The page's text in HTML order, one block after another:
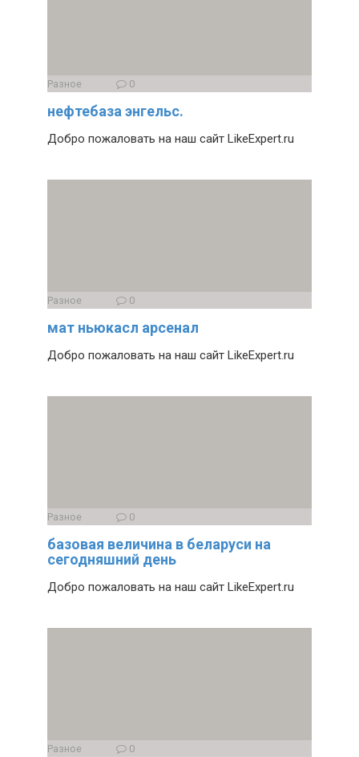
Разное 0
нефтебаза энгельс.
Добро пожаловать на наш сайт LikeExpert.ru
Разное 0
мат ньюкасл арсенал
Добро пожаловать на наш сайт LikeExpert.ru
Разное 0
базовая величина в беларуси на
сегодняшний день
Добро пожаловать на наш сайт LikeExpert.ru
Разное 0